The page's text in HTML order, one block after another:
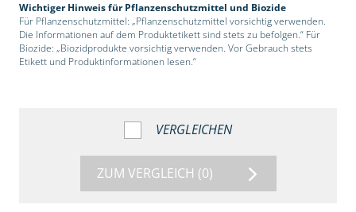
Wichtiger Hinweis für Pflanzenschutzmittel und Biozide
Für Pflanzenschutzmittel: „Pflanzenschutzmittel vorsichtig verwenden.
Die Informationen auf dem Produktetikett sind stets zu befolgen.“ Für
Biozide: „Biozidprodukte vorsichtig verwenden. Vor Gebrauch stets
Etikett und Produktinformationen lesen.“
VERGLEICHEN
ZUM VERGLEICH (0)